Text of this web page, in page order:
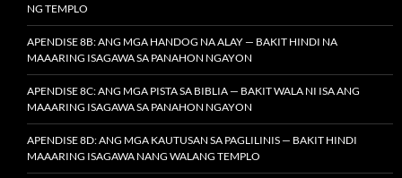
NG TEMPLO
APENDISE 8B: ANG MGA HANDOG NA ALAY — BAKIT HINDI NA
MAAARING ISAGAWA SA PANAHON NGAYON
APENDISE 8C: ANG MGA PISTA SA BIBLIA — BAKIT WALA NI ISA ANG
MAAARING ISAGAWA SA PANAHON NGAYON
APENDISE 8D: ANG MGA KAUTUSAN SA PAGLILINIS — BAKIT HINDI
MAAARING ISAGAWA NANG WALANG TEMPLO